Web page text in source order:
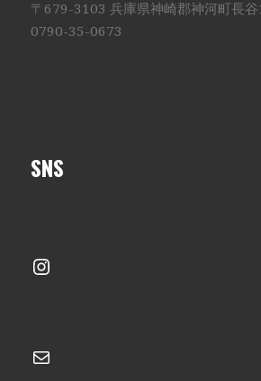
〒679-3103 兵庫県神崎郡神河町長
0790-35-0673
SNS
Instagram
メール